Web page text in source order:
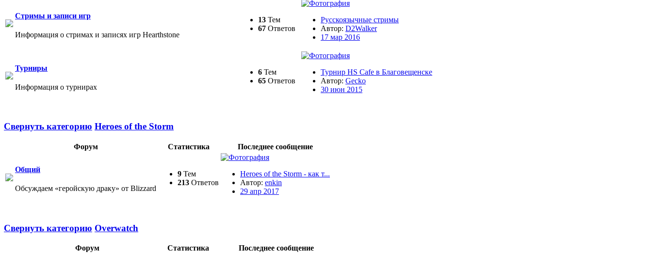
Стримы и записи игр
Информация о стримах и записях игр Hearthstone
13 Тем
67 Ответов
Русскоязычные стримы
Автор: D2Walker
17 мар 2016
Турниры
Информация о турнирах
6 Тем
65 Ответов
Турнир HS Cafe в Благовещенске
Автор: Gecko
30 июн 2015
Свернуть категорию Heroes of the Storm
Форум Статистика Последнее сообщение
Общий
Обсуждаем «геройскую драку» от Blizzard
9 Тем
213 Ответов
Heroes of the Storm - как т...
Автор: enkin
29 апр 2017
Свернуть категорию Overwatch
Форум Статистика Последнее сообщение